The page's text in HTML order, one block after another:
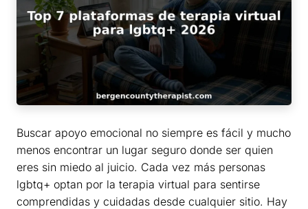
Buscar apoyo emocional no siempre es fácil y mucho
menos encontrar un lugar seguro donde ser quien
eres sin miedo al juicio. Cada vez más personas
lgbtq+ optan por la terapia virtual para sentirse
comprendidas y cuidadas desde cualquier sitio. Hay